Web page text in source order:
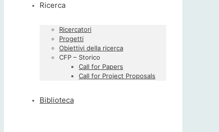
Ricerca
Ricercatori
Progetti
Obiettivi della ricerca
CFP – Storico
Call for Papers
Call for Project Proposals
Biblioteca